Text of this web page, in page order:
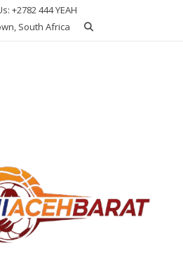
+2782 444 YEAH
South Africa